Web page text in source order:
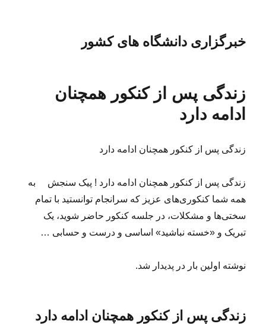
خبرگزاری دانشگاه های کشور
زندگی پس از کنکور همچنان
ادامه دارد
زندگی پس از کنکور همچنان ادامه دارد
زندگی پس از کنکور همچنان ادامه دارد ! پیک سنجش به
همه شما کنکوری‌های عزیز که سرانجام توانستید با تمام
سختی‌ها و مشکلات، در جلسه کنکور حاضر شوید، یک
تبریک و «خسته نباشید» اساسی و درست و حسابی …
نوشته اولین بار در پدیدار شد.
زندگی پس از کنکور همچنان ادامه دارد